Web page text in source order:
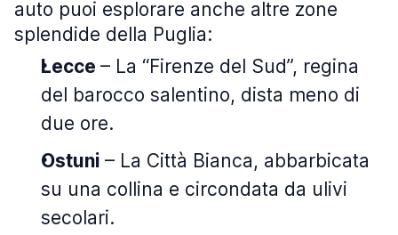
auto puoi esplorare anche altre zone
splendide della Puglia:
Lecce – La “Firenze del Sud”, regina
del barocco salentino, dista meno di
due ore.
Ostuni – La Città Bianca, abbarbicata
su una collina e circondata da ulivi
secolari.